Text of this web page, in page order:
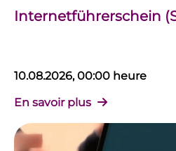
Internetführerschein
10.08.2026, 00:00 heure
En savoir plus